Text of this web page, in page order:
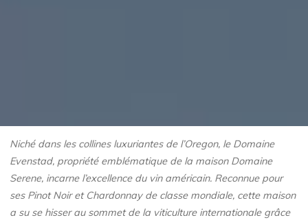
Niché dans les collines luxuriantes de l’Oregon, le Domaine
Evenstad, propriété emblématique de la maison Domaine
Serene, incarne l’excellence du vin américain. Reconnue pour
ses Pinot Noir et Chardonnay de classe mondiale, cette maison
a su se hisser au sommet de la viticulture internationale grâce